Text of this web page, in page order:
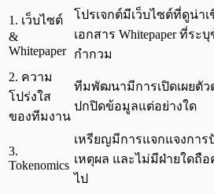
1. เว็บไซต์
&
Whitepaper
โปรเจกต์มีเว็บไซต์ที่ดูน่า
เอกสาร Whitepaper ที่ระ
กำกวม
2. ความ
โปร่งใส
ของทีมงาน
ทีมพัฒนามีการเปิดเผยตัว
ปกปิดข้อมูลแต่อย่างใด
3.
Tokenomics
เหรียญมีการแจกแจงกา
เหตุผล และไม่มีฝ่ายใดถื
ไป